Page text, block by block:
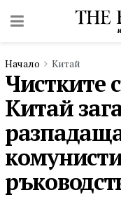
Начало Китай
Чистките
Китай